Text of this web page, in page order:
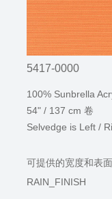
5417-0000
100% Sunbrella
54" / 137 cm 卷
Selvedge is Left /
可提供的宽度和表
RAIN_FINISH